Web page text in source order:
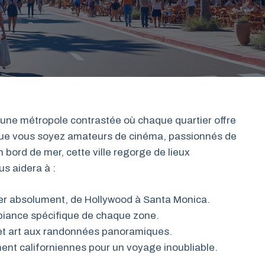
métropole contrastée où chaque quartier offre
vous soyez amateurs de cinéma, passionnés de
de mer, cette ville regorge de lieux
aidera à :
absolument, de Hollywood à Santa Monica.
spécifique de chaque zone.
art aux randonnées panoramiques.
californiennes pour un voyage inoubliable.